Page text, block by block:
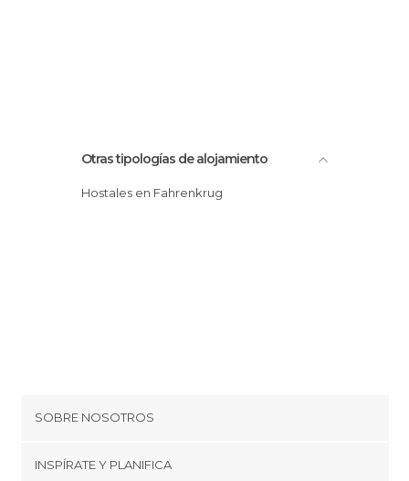
Otras tipologías de alojamiento
Hostales en Fahrenkrug
SOBRE NOSOTROS
Cookies
INSPÍRATE Y PLANIFICA